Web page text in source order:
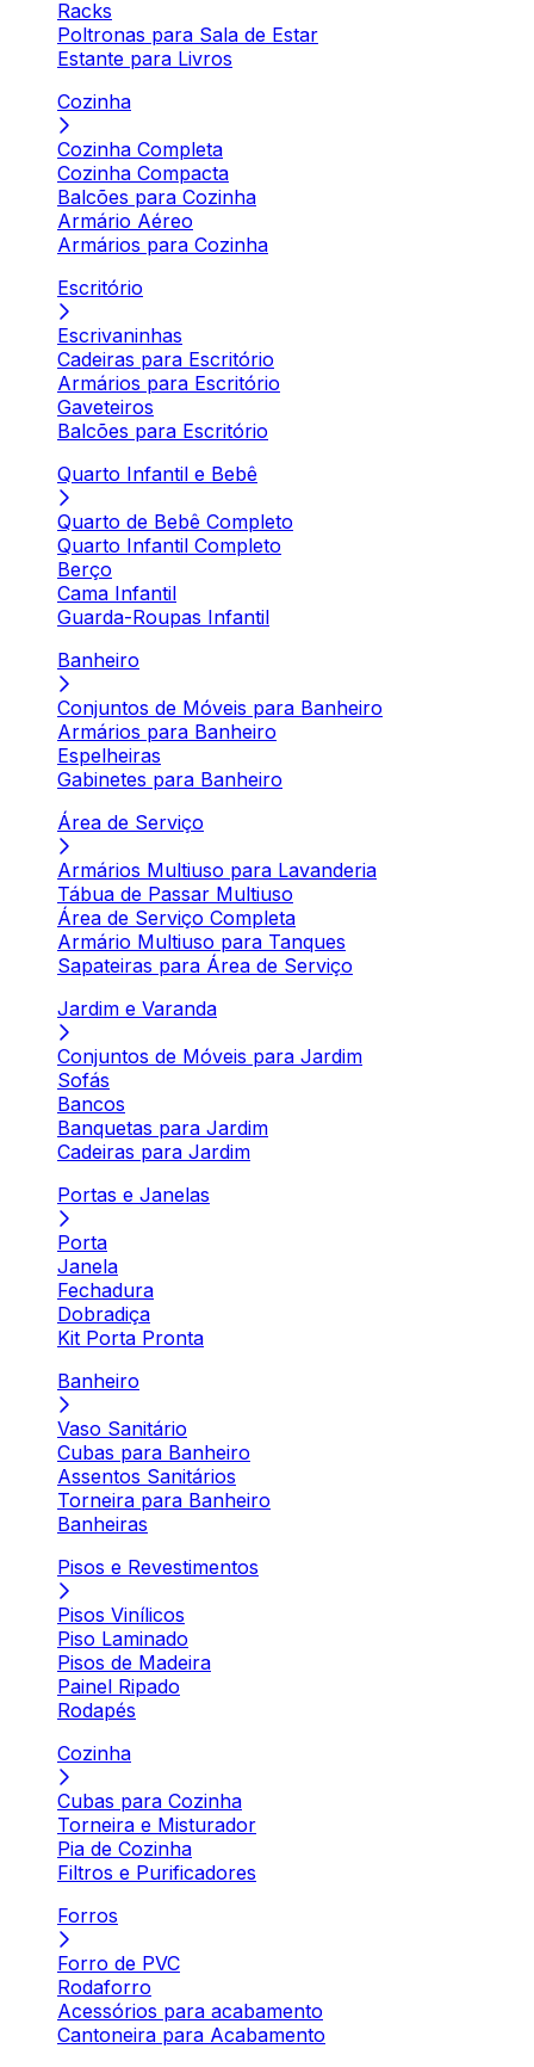
Racks
Poltronas para Sala de Estar
Estante para Livros
Cozinha
Cozinha Completa
Cozinha Compacta
Balcões para Cozinha
Armário Aéreo
Armários para Cozinha
Escritório
Escrivaninhas
Cadeiras para Escritório
Armários para Escritório
Gaveteiros
Balcões para Escritório
Quarto Infantil e Bebê
Quarto de Bebê Completo
Quarto Infantil Completo
Berço
Cama Infantil
Guarda-Roupas Infantil
Banheiro
Conjuntos de Móveis para Banheiro
Armários para Banheiro
Espelheiras
Gabinetes para Banheiro
Área de Serviço
Armários Multiuso para Lavanderia
Tábua de Passar Multiuso
Área de Serviço Completa
Armário Multiuso para Tanques
Sapateiras para Área de Serviço
Jardim e Varanda
Conjuntos de Móveis para Jardim
Sofás
Bancos
Banquetas para Jardim
Cadeiras para Jardim
Portas e Janelas
Porta
Janela
Fechadura
Dobradiça
Kit Porta Pronta
Banheiro
Vaso Sanitário
Cubas para Banheiro
Assentos Sanitários
Torneira para Banheiro
Banheiras
Pisos e Revestimentos
Pisos Vinílicos
Piso Laminado
Pisos de Madeira
Painel Ripado
Rodapés
Cozinha
Cubas para Cozinha
Torneira e Misturador
Pia de Cozinha
Filtros e Purificadores
Forros
Forro de PVC
Rodaforro
Acessórios para acabamento
Cantoneira para Acabamento